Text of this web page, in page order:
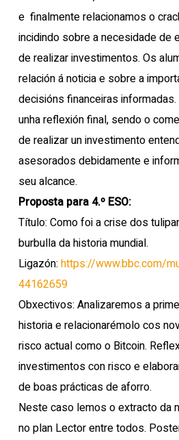
e finalmente relacionamos o
incidindo sobre a necesidade de
de realizar investimentos. Os
relación á noticia e sobre a
decisións financeiras
unha reflexión final, sendo o
de realizar un investimento
asesorados debidamente e
seu alcance.
Proposta para 4.º ESO:
Título: Como foi a crise dos
burbulla da historia mundial.
Ligazón: https://www.bbc.com/
44162659
Obxectivos: Analizaremos a
historia e relacionarémolo cos
risco actual como o Bitcoin.
investimentos con risco e
de boas prácticas de aforro.
Neste caso lemos o extracto da
no plan Lector entre todos.